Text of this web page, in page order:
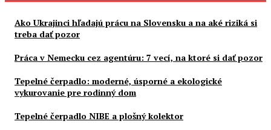
Ako Ukrajinci hľadajú prácu na Slovensku a na aké riziká si
treba dať pozor
Práca v Nemecku cez agentúru: 7 vecí, na ktoré si dať pozor
Tepelné čerpadlo: moderné, úsporné a ekologické
vykurovanie pre rodinný dom
Tepelné čerpadlo NIBE a plošný kolektor